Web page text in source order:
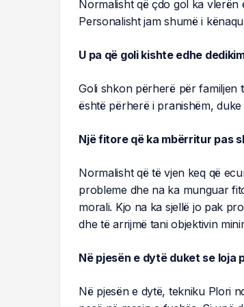
Normalisht që çdo gol ka vlerën
Personalisht jam shumë i
U pa që goli kishte edhe
Goli shkon përherë për familjen
është përherë i pranishëm,
Një fitore që ka mbërritur pas
Normalisht që të vjen keq që
probleme dhe na ka munguar
morali. Kjo na ka sjellë jo pak
dhe të arrijmë tani objektivin
Në pjesën e dytë duket se loja
Në pjesën e dytë, tekniku Plori